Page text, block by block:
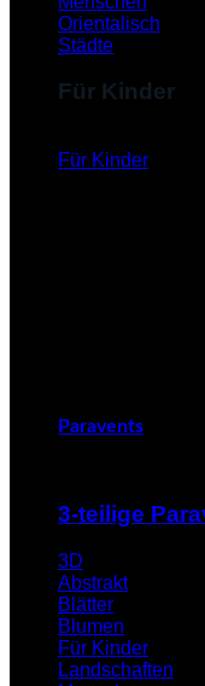
Orientalisch
Städte
Für Kinder
Für Kinder
Paravents
3-teilige
3D
Abstrakt
Blätter
Blumen
Für Kinder
Landschaften